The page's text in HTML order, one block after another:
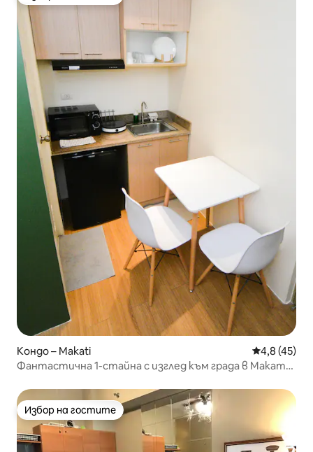
Кондо – Makati Средна
4,8 (45)
Фантастична 1-стайна с изглед към града в Макати,
Избор на гостите
Избор на гостите